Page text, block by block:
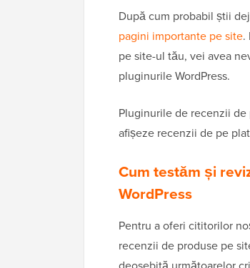
După cum probabil știi
pagini importante pe site.
pe site-ul tău, vei avea
pluginurile WordPress.
Pluginurile de recenzii
afișeze recenzii de pe
Cum testăm și
WordPress
Pentru a oferi cititorilor
recenzii de produse pe